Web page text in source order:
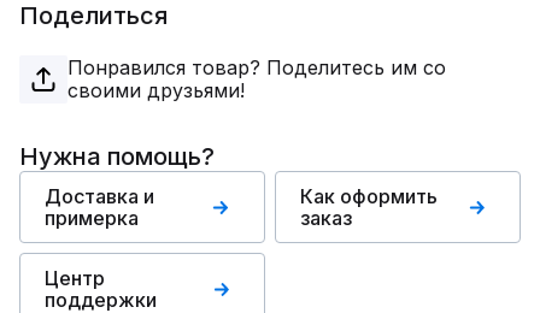
Поделиться
Понравился товар? Поделитесь им со
своими друзьями!
Нужна помощь?
Доставка и
примерка
Как оформить
заказ
Центр
поддержки